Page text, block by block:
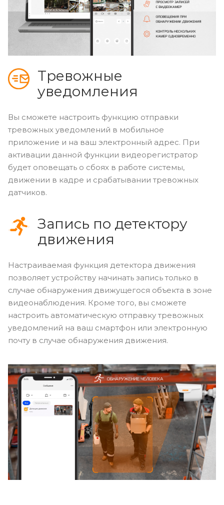
Тревожные
уведомления
Вы сможете настроить функцию отправки
тревожных уведомлений в мобильное
приложение и на ваш электронный адрес. При
активации данной функции видеорегистратор
будет оповещать о сбоях в работе системы,
движении в кадре и срабатывании тревожных
датчиков.
Запись по детектору
движения
Настраиваемая функция детектора движения
позволяет устройству начинать запись только в
случае обнаружения движущегося объекта в зоне
видеонаблюдения. Кроме того, вы сможете
настроить автоматическую отправку тревожных
уведомлений на ваш смартфон или электронную
почту в случае обнаружения движения.